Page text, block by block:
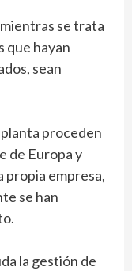
se trata
que hayan
sean
proceden
de Europa y
propia empresa,
se han
la gestión de